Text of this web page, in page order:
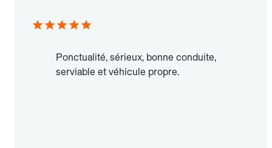
Ponctualité, sérieux, bonne conduite,
serviable et véhicule propre.